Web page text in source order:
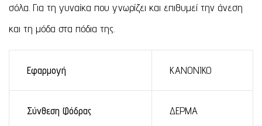
σόλα. Για τη γυναίκα που γνωρίζει και επιθυμεί την άνεση
και τη μόδα στα πόδια της.
Εφαρμογή ΚΑΝΟΝΙΚΟ
Σύνθεση Φόδρας ΔΕΡΜΑ